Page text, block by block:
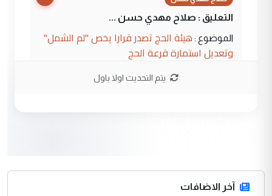
التعليق : صلاح مهدي حسن ...
الموضوع : هيئة الحج تصدر قرارا يخص "لم الشمل"
وتعديل استمارة قرعة الحج
المشترك لا تستهدف أية دولة ومفتوحة لانضمام
الدول الشقيقة
يتم التحديث اولا باول
آخر الاضافات